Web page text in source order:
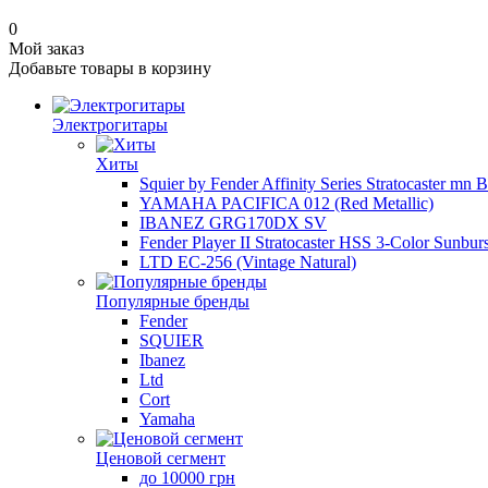
0
Мой заказ
Добавьте товары в корзину
Электрогитары
Хиты
Squier by Fender Affinity Series Stratocaster mn
YAMAHA PACIFICA 012 (Red Metallic)
IBANEZ GRG170DX SV
Fender Player II Stratocaster HSS 3-Color
LTD EC-256 (Vintage Natural)
Популярные бренды
Fender
SQUIER
Ibanez
Ltd
Cort
Yamaha
Ценовой сегмент
до 10000 грн